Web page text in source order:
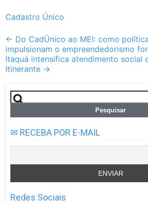
Cadastro Único
Post
navigation
← Do CadÚnico ao MEI: como
impulsionam o empreendedorismo
Itaquá intensifica atendimento social
Itinerante →
Pesquisar
por:
✉ RECEBA POR E-MAIL
Redes Sociais